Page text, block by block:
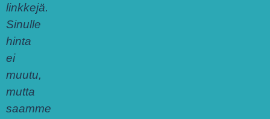
linkkejä.
Sinulle
hinta
ei
muutu,
mutta
saamme